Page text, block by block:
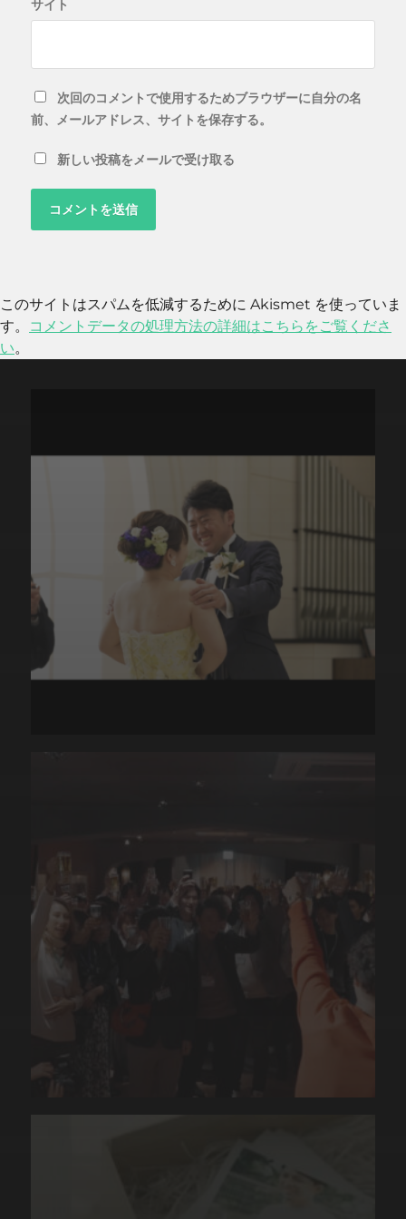
サイト
次回のコメントで使用するためブラウザーに自分の名
前、メールアドレス、サイトを保存する。
新しい投稿をメールで受け取る
このサイトはスパムを低減するために Akismet を使っていま
す。
コメントデータの処理方法の詳細はこちらをご覧くださ
い。